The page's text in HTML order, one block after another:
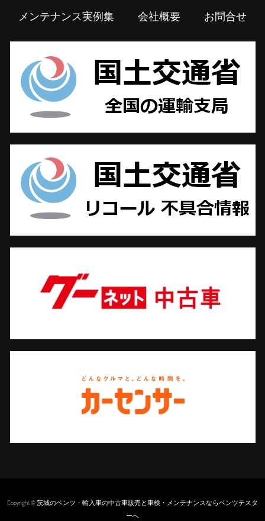
メンテナンス実例集 会社概要 お問合せ
Copyright © 茨城のベンツ・輸入車の中古車販売と車検・メンテナンスならベンツテスタ
ーへ